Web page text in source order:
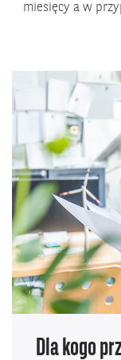
miesięcy a w
Dla kogo